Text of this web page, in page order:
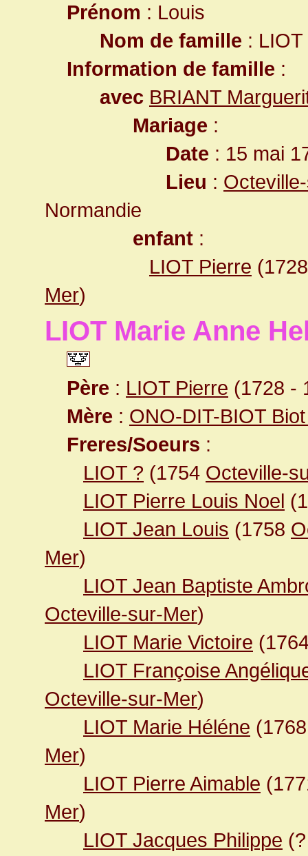
Prénom : Louis
Nom de famille : LIOT
Information de famille :
avec BRIANT
Mariage :
Date : 15 mai
Lieu :
Normandie
enfant :
LIOT Pierre
Mer)
LIOT Marie Anne
Père : LIOT Pierre (1728 -
Mère : ONO-DIT-BIOT
Freres/Soeurs :
LIOT ? (1754 Octeville-
LIOT Pierre Louis Noel
LIOT Jean Louis (1758
Mer)
LIOT Jean Baptiste
Octeville-sur-Mer)
LIOT Marie Victoire
LIOT Françoise
Octeville-sur-Mer)
LIOT Marie Héléne
Mer)
LIOT Pierre Aimable
Mer)
LIOT Jacques Philippe